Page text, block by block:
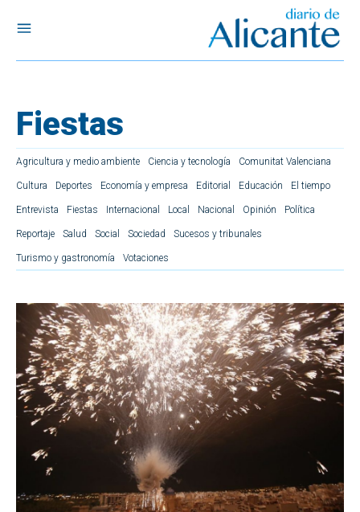
Fiestas
Agricultura y medio ambiente Ciencia y tecnología Comunitat Valenciana
Cultura Deportes Economía y empresa Editorial Educación El tiempo
Entrevista Fiestas Internacional Local Nacional Opinión Política
Reportaje Salud Social Sociedad Sucesos y tribunales
Turismo y gastronomía Votaciones